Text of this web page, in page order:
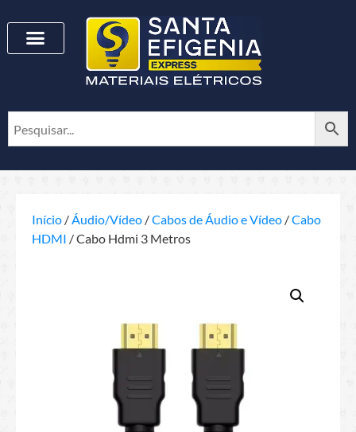
Início /Áudio/Vídeo /Cabos de Áudio e Vídeo /Cabo
HDMI / Cabo Hdmi 3 Metros